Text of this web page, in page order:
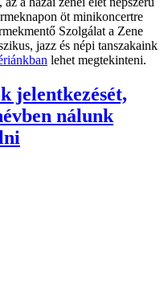
öt minikoncertre
Szolgálat a Zene
jazz és népi tanszakaink
lehet megtekinteni.
jelentkezését,
nálunk